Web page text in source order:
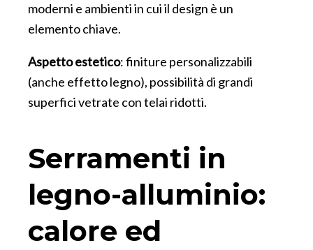
moderni e ambienti in cui il design è un
elemento chiave.
Aspetto estetico: finiture personalizzabili
(anche effetto legno), possibilità di grandi
superfici vetrate con telai ridotti.
Serramenti in
legno-alluminio:
calore ed